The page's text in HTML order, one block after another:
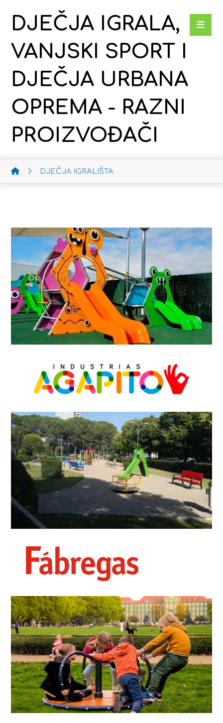
DJEČJA IGRALA,
VANJSKI SPORT I
DJEČJA URBANA
OPREMA - RAZNI
PROIZVOĐAČI
DJEČJA IGRALIŠTA